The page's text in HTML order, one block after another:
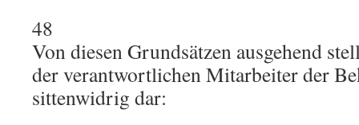
48
Von diesen Grundsätzen ausgehend
der verantwortlichen Mitarbeiter der
sittenwidrig dar: